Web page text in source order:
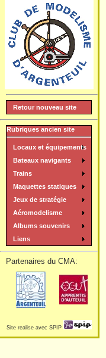
Retour nouveau site
Rubriques ancien site
Locaux et équipements
Bateaux navigants
Trains
Maquettes statiques
Jeux de stratégie
Aéromodelisme
Albums souvenirs
Liens
Partenaires du CMA:
Site realise avec SPIP